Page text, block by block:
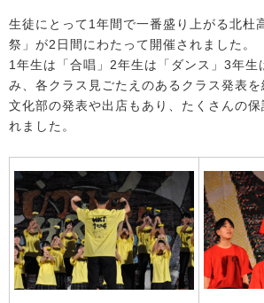
生徒にとって1年間で一番盛り上がる北杜
祭」が2日間にわたって開催されました。
1年生は「合唱」2年生は「ダンス」3年生
み、各クラス見ごたえのあるクラス発表を
文化部の発表や出店もあり、たくさんの保
れました。